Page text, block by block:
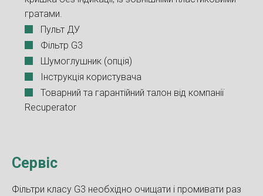
гратами.
Пульт ДУ
Фільтр G3
Шумоглушник (опція)
Інструкція користувача
Товарний та гарантійний талон від компанії
Recuperator
Сервіс
Фільтри класу G3 необхідно очищати і промивати раз